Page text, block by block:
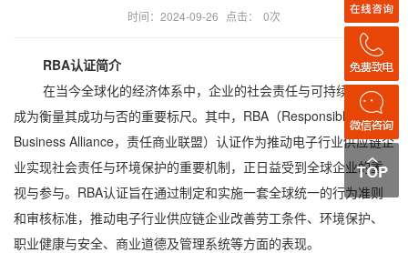
时间：2024-09-26 点击： 0次
RBA认证简介
在当今全球化的经济体系中，企业的社会责任与可持续发展已
成为衡量其成功与否的重要标尺。其中，RBA（Responsible
Business Alliance，责任商业联盟）认证作为推动电子行业供应链企
业实现社会责任与环境保护的重要机制，正日益受到全球企业的重
视与参与。RBA认证旨在通过制定和实施一套全球统一的行为准则
和审核标准，推动电子行业供应链企业改善劳工条件、环境保护、
职业健康与安全、商业道德及管理系统等方面的表现。